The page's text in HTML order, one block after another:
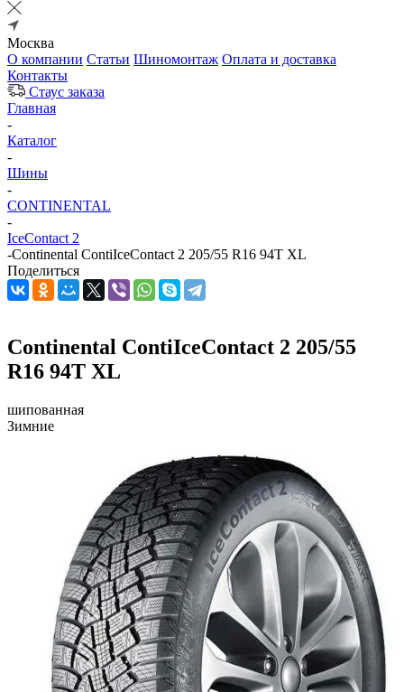
Москва
О компании Статьи Шиномонтаж Оплата и доставка
Контакты
Стаус заказа
Главная
-
Каталог
-
Шины
-
CONTINENTAL
-
IceContact 2
-Continental ContiIceContact 2 205/55 R16 94T XL
Поделиться
Continental ContiIceContact 2 205/55
R16 94T XL
шипованная
Зимние